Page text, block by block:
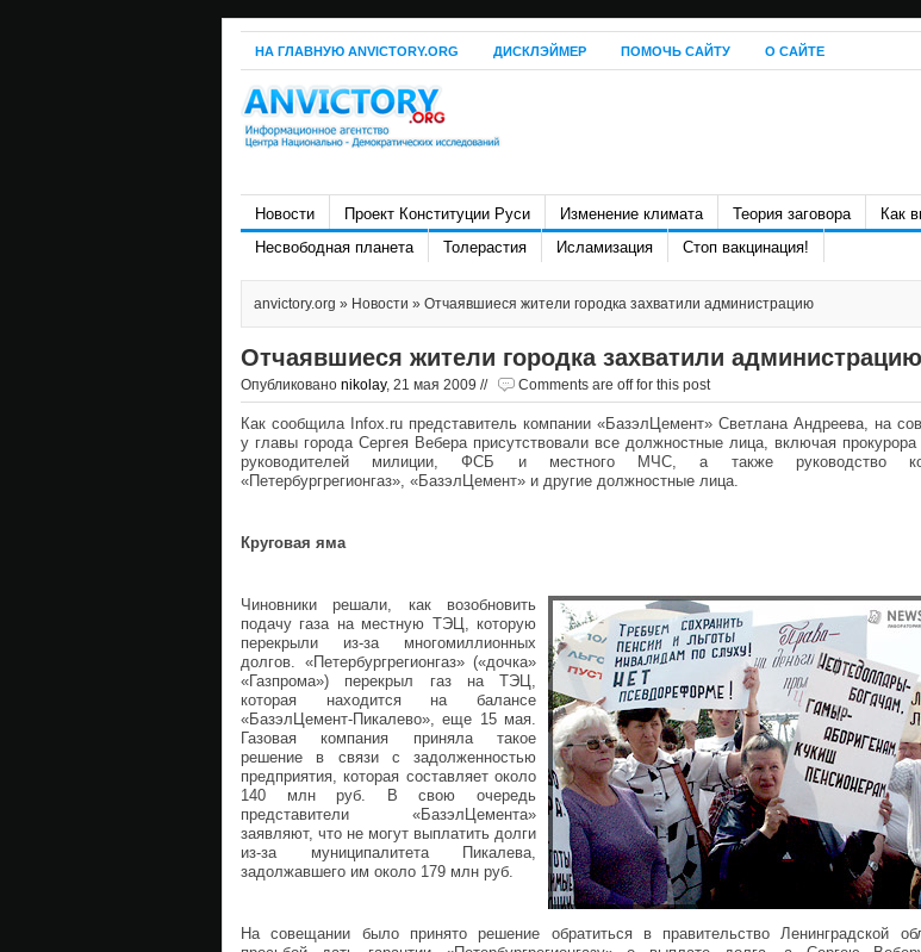
НА ГЛАВНУЮ ANVICTORY.ORG ДИСКЛЭЙМЕР ПОМОЧЬ САЙТУ О САЙТЕ
Новости Проект Конституции Руси Изменение климата Теория заговора Как
Несвободная планета
Толерастия Исламизация Стоп вакцинация!
anvictory.org » Новости » Отчаявшиеся жители городка захватили администрацию
Отчаявшиеся жители городка захватили администрацию
Опубликовано nikolay, 21 мая 2009 // Comments are off for this post
Как сообщила Infox.ru представитель компании «БазэлЦемент» Светлана Андреева, на
у главы города Сергея Вебера присутствовали все должностные лица, включая прокурора
руководителей милиции, ФСБ и местного МЧС, а также руководство
«Петербургрегионгаз», «БазэлЦемент» и другие должностные лица.
Круговая яма
Чиновники решали, как возобновить
подачу газа на местную ТЭЦ, которую
перекрыли из-за многомиллионных
долгов. «Петербургрегионгаз» («дочка»
«Газпрома») перекрыл газ на ТЭЦ,
которая находится на балансе
«БазэлЦемент-Пикалево», еще 15 мая.
Газовая компания приняла такое
решение в связи с задолженностью
предприятия, которая составляет около
140 млн руб. В свою очередь
представители «БазэлЦемента»
заявляют, что не могут выплатить долги
из-за муниципалитета Пикалева,
задолжавшего им около 179 млн руб.
На совещании было принято решение обратиться в правительство Ленинградской